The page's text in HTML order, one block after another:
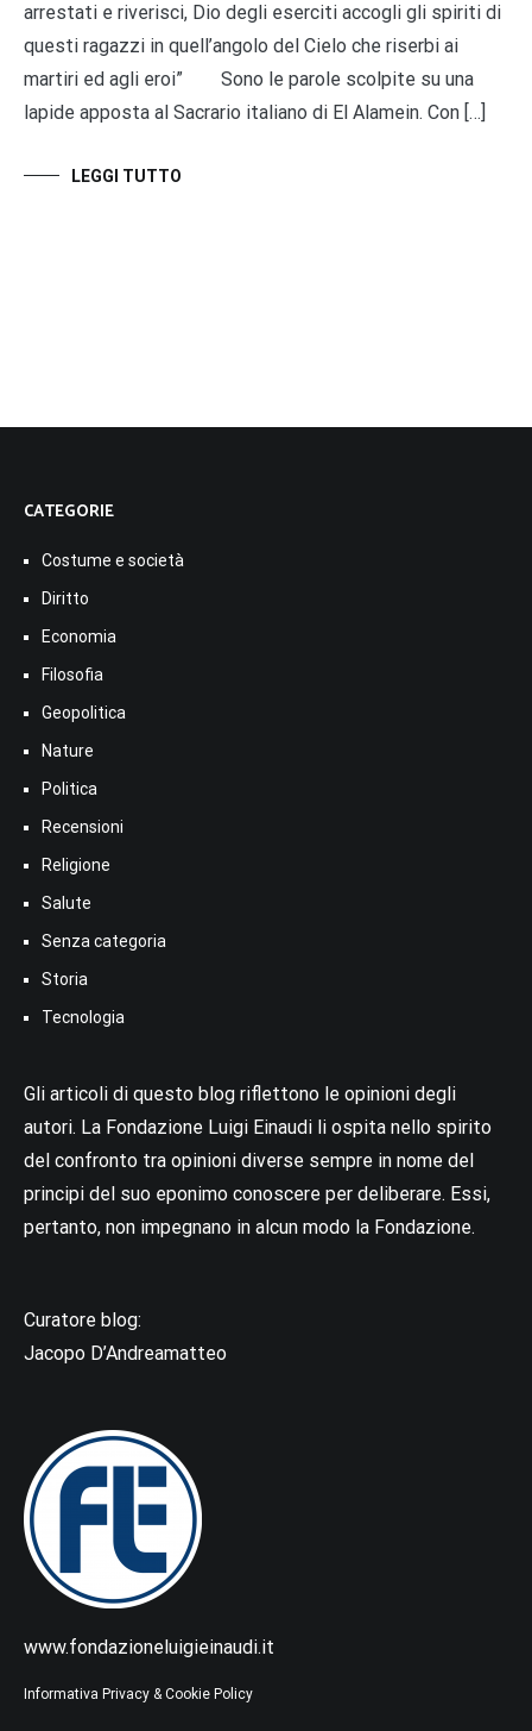
arrestati e riverisci, Dio degli eserciti accogli gli spiriti di
questi ragazzi in quell’angolo del Cielo che riserbi ai
martiri ed agli eroi” Sono le parole scolpite su una
lapide apposta al Sacrario italiano di El Alamein. Con […]
LEGGI TUTTO
CATEGORIE
Costume e società
Diritto
Economia
Filosofia
Geopolitica
Nature
Politica
Recensioni
Religione
Salute
Senza categoria
Storia
Tecnologia
Gli articoli di questo blog riflettono le opinioni degli
autori. La Fondazione Luigi Einaudi li ospita nello spirito
del confronto tra opinioni diverse sempre in nome del
principi del suo eponimo conoscere per deliberare. Essi,
pertanto, non impegnano in alcun modo la Fondazione.
Curatore blog:
Jacopo D’Andreamatteo
www.fondazioneluigieinaudi.it
Informativa Privacy & Cookie Policy